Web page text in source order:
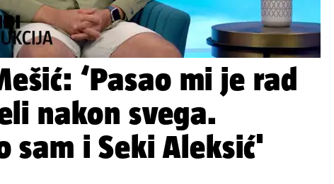
‘Pasao mi je rad
nakon svega.
sam i Seki Aleksić'